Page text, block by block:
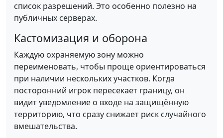
список разрешений. Это особенно полезно на
публичных серверах.
Кастомизация и оборона
Каждую охраняемую зону можно
переименовать, чтобы проще ориентироваться
при наличии нескольких участков. Когда
посторонний игрок пересекает границу, он
видит уведомление о входе на защищённую
территорию, что сразу снижает риск случайного
вмешательства.